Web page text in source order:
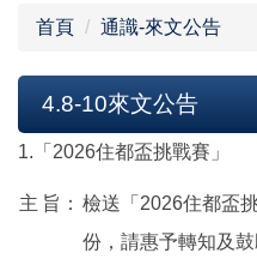
首頁 通識-來文公告
4.8-10來文公告
1.「2026住都盃挑戰賽」
主 旨： 檢送「2026住都盃
份，請惠予轉知及